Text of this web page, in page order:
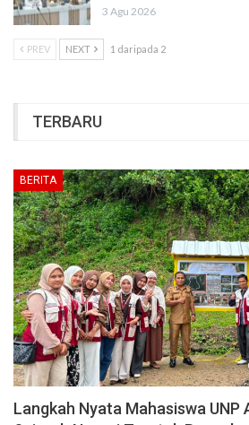
3 Agu 2026
PREV NEXT 1 daripada 2
TERBARU
BERITA
Langkah Nyata Mahasiswa UNP